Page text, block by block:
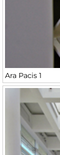
Ara Pacis 1